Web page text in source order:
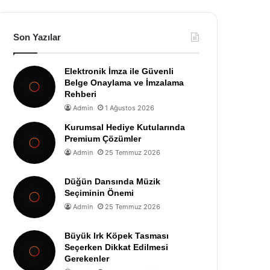
Son Yazılar
Elektronik İmza ile Güvenli
Belge Onaylama ve İmzalama
Rehberi
Admin 1 Ağustos 2026
Kurumsal Hediye Kutularında
Premium Çözümler
Admin 25 Temmuz 2026
Düğün Dansında Müzik
Seçiminin Önemi
Admin 25 Temmuz 2026
Büyük Irk Köpek Tasması
Seçerken Dikkat Edilmesi
Gerekenler